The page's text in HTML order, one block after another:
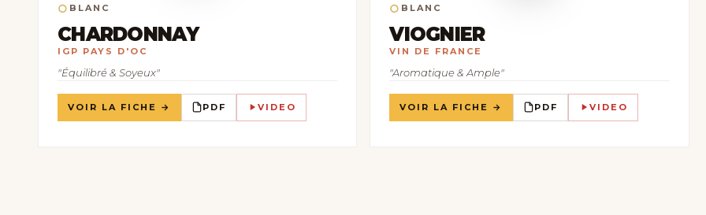
○ BLANC
CHARDONNAY
IGP PAYS D'OC
"Équilibré & Soyeux"
VOIR LA FICHE → PDF VIDEO
○ BLANC
VIOGNIER
VIN DE FRANCE
"Aromatique & Ample"
VOIR LA FICHE → PDF VIDEO